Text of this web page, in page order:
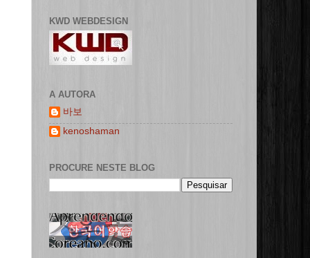
KWD WEBDESIGN
A AUTORA
바보
kenoshaman
PROCURE NESTE BLOG